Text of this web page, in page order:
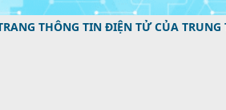
TIN ĐIỆN TỬ CỦA TRUNG TÂM